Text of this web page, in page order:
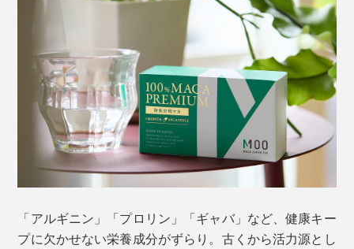
「アルギニン」「プロリン」「ギャバ」など、健康キー
プに欠かせない栄養成分がずらり。古くから活力源とし